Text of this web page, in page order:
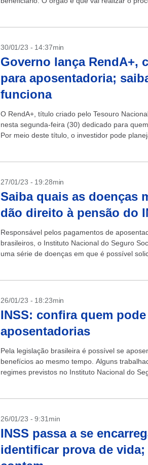
30/01/23 - 14:37min
Governo lança RendA+,
para aposentadoria;
funciona
O RendA+, título criado pelo Tesouro
nesta segunda-feira (30) dedicado para
Por meio deste título, o investidor pode
27/01/23 - 19:28min
Saiba quais as doenças
dão direito à pensão do
Responsável pelos pagamentos de
brasileiros, o Instituto Nacional do Seguro
uma série de doenças em que é possível
26/01/23 - 18:23min
INSS: confira quem
aposentadorias
Pela legislação brasileira é possível se
benefícios ao mesmo tempo. Alguns
regimes previstos no Instituto Nacional do
26/01/23 - 9:31min
INSS passa a se
identificar prova de vida;